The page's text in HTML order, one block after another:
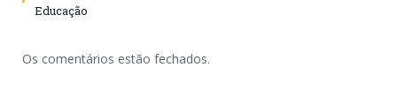
Educação
Os comentários estão fechados.